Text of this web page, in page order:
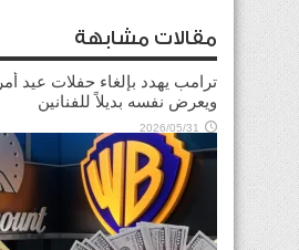
مقالات مشابهة
ويعرض نفسه بديلاً للفنانين
2026/05/31